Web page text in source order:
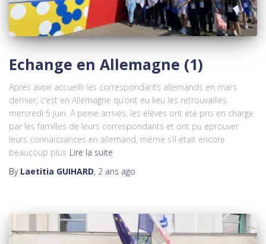
Echange en Allemagne (1)
Après avoir accueilli les correspondants allemands en mars
dernier, c’est en Allemagne qu’ont eu lieu les retrouvailles
mercredi 5 juin. A peine arrivés, les élèves ont été pris en charge
par les familles de leurs correspondants et ont pu éprouver
leurs connaissances en allemand, même s’il était encore
beaucoup plus Lire la suite
By Laetitia GUIHARD, 2 ans ago